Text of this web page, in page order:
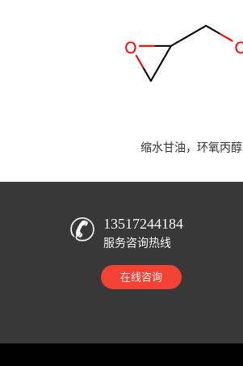
缩水甘油，环氧丙醇
13517244184
服务咨询热线
在线咨询